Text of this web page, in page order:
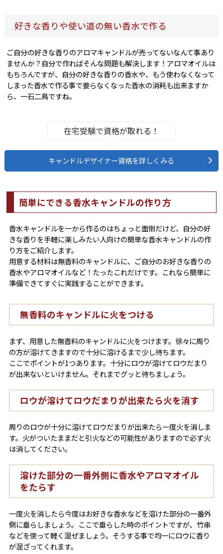
好きな香りや使い道の無い香水で作る
ご自分の好きな香りのアロマキャンドルが売ってないなんて事あり
ませんか？自分で作ればそんな問題も解決します！アロマオイルは
もちろんですが、自分の好きな香りの香水や、もう使わなくなって
しまった香水で作る事で要らなくなった香水の消耗も出来ますか
ら、一石二鳥ですね。
在宅受験で資格が取れる！
キャンドルデザイナー資格を詳しくみる
簡単にできる香水キャンドルの作り方
香水キャンドルを一から作るのはちょっと面倒だけど、自分の好
きな香りを手軽に楽しみたい人向けの簡単な香水キャンドルの作
り方をご紹介します。
用意する材料は無香料のキャンドルに、ご自分のお好きな香りの
香水やアロマオイルなど！たったこれだけです。これなら簡単に
準備できてすぐに実践することができます。
無香料のキャンドルに火をつける
まず、用意した無香料のキャンドルに火をつけます。徐々に周り
の方が溶けてきますので十分に溶けるまで少し待ちます。
ここでポイントが1つあります。十分にロウが溶けてロウだまり
が出来ないといけません。それまでグッと待ちましょう。
ロウが溶けてロウだまりが出来たら火を消す
周りのロウが十分に溶けてロウだまりが出来たら一度火を消しま
す。火がついたままだと引火などの可能性がありますので必ず火
は消してください。
溶けた部分の一番外側に香水やアロマオイル
をたらす
一度火を消したら今度はお好きな香水などを溶けた部分の一番外
側に垂らしましょう。ここで垂らした時のポイントですが、竹串
などを使って軽く混ぜましょう。そうする事で均一にロウに香り
が混ざってくれます。